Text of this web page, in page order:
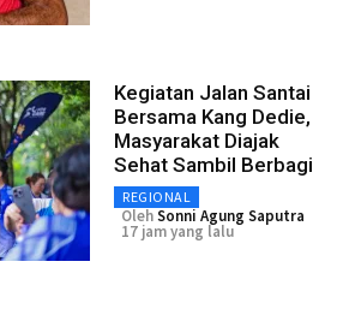
Kegiatan Jalan Santai
Bersama Kang Dedie,
Masyarakat Diajak
Sehat Sambil Berbagi
REGIONAL
OlehSonni Agung Saputra
17 jam yang lalu